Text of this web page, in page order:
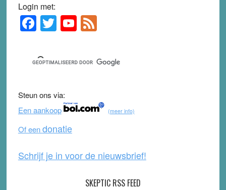
Login met:
Primary
Sidebar
F
c
e
b
o
o
k
T
tt
er
Y
u
T
b
F
e
d
Steun ons via:
Een aankoop
(meer info)
Of eendonatie
Schrijf je in voor de nieuwsbrief!
SKEPTIC RSS FEED